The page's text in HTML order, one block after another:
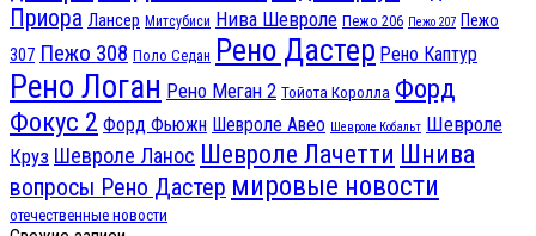
Приора Лансер Митсубиси Нива Шевроле Пежо 206 Пежо 207 Пежо
307 Пежо 308 Поло Седан Рено Дастер Рено Каптур
Рено Логан Рено Меган 2 Тойота Королла Форд
Фокус 2 Форд Фьюжн Шевроле Авео Шевроле Кобальт Шевроле
Круз Шевроле Ланос Шевроле Лачетти Шнива
вопросы Рено Дастер мировые новости
отечественные новости